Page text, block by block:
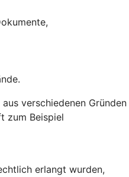
verschiedenen Gründen
zum Beispiel
erlangt wurden,